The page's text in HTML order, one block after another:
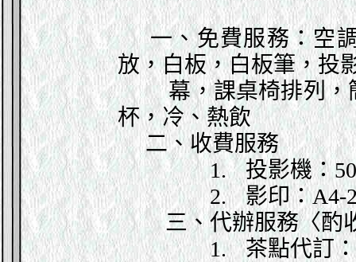
一、免費服務：空
放，白板，白板筆，投
幕，課桌椅排列，簡
杯，冷、熱飲
二、收費服務
1.
投影機：5
2.
影印：A4-
三、代辦服務〈酌
1.
茶點代訂